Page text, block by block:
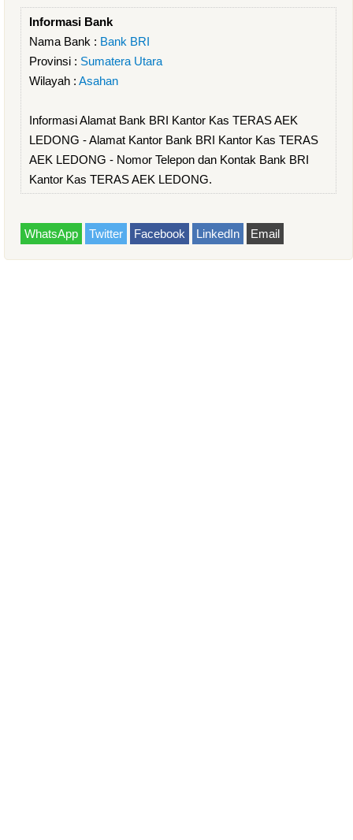
Informasi Bank
Nama Bank : Bank BRI
Provinsi : Sumatera Utara
Wilayah : Asahan
Informasi Alamat Bank BRI Kantor Kas TERAS AEK
LEDONG - Alamat Kantor Bank BRI Kantor Kas TERAS
AEK LEDONG - Nomor Telepon dan Kontak Bank BRI
Kantor Kas TERAS AEK LEDONG.
WhatsApp Twitter Facebook LinkedIn Email